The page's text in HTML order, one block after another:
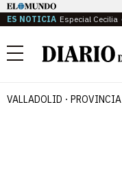
ES NOTICIA Especial Cecilia
Menú
VALLADOLID PROVINCIA